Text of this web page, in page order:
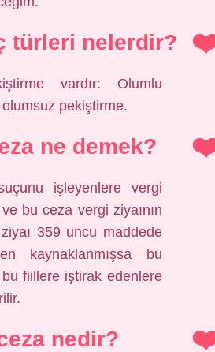
türleri nelerdir?
vardır: Olumlu
pekiştirme.
ne demek?
işleyenlere vergi
bu ceza vergi ziyaının
ziyaı 359 uncu maddede
kaynaklanmışsa bu
fiillere iştirak edenlere
nedir?